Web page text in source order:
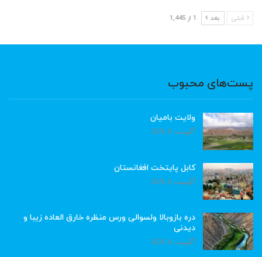
قبلی بعد 1 از 1,445
پست‌های محبوب
ولایت بامیان
آگوست 6, 2026
کابل پایتخت افغانستان
آگوست 6, 2026
دره بازوبالا ولسوالی ورس منظره خارق العاده زیبا و
دیدنی
آگوست 6, 2026